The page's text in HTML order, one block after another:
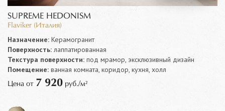
SUPREME HEDONISM
Flaviker (Италия)
Назначение: Керамогранит
Поверхность: лаппатированная
Текстура поверхности: под мрамор, эксклюзивный дизайн
Помещение: ванная комната, коридор, кухня, холл
Цена от 7 920 руб./м²